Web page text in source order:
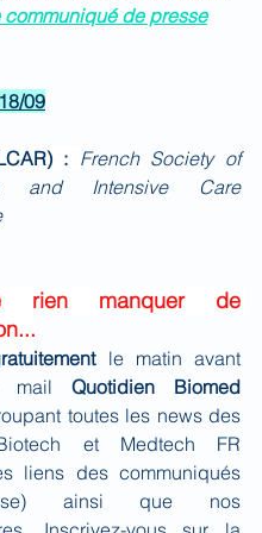
communiqué de presse
09
: French Society of
and Intensive Care
rien manquer de
le matin avant
mail Quotidien Biomed
toutes les news des
et Medtech FR
liens des communiqués
ainsi que nos